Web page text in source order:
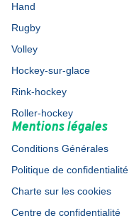
Hand
Rugby
Volley
Hockey-sur-glace
Rink-hockey
Roller-hockey
Mentions légales
Conditions Générales
Politique de confidentialité
Charte sur les cookies
Centre de confidentialité